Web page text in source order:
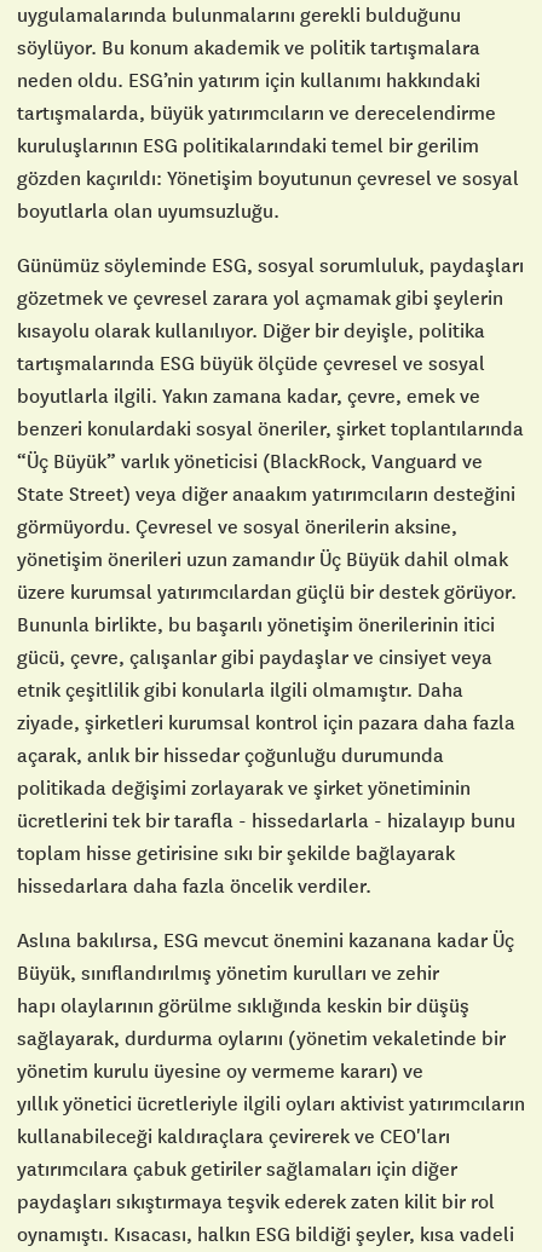
uygulamalarında bulunmalarını gerekli bulduğunu
söylüyor. Bu konum akademik ve politik tartışmalara
neden oldu. ESG’nin yatırım için kullanımı hakkındaki
tartışmalarda, büyük yatırımcıların ve derecelendirme
kuruluşlarının ESG politikalarındaki temel bir gerilim
gözden kaçırıldı: Yönetişim boyutunun çevresel ve sosyal
boyutlarla olan uyumsuzluğu.
Günümüz söyleminde ESG, sosyal sorumluluk, paydaşları
gözetmek ve çevresel zarara yol açmamak gibi şeylerin
kısayolu olarak kullanılıyor. Diğer bir deyişle, politika
tartışmalarında ESG büyük ölçüde çevresel ve sosyal
boyutlarla ilgili. Yakın zamana kadar, çevre, emek ve
benzeri konulardaki sosyal öneriler, şirket toplantılarında
“Üç Büyük” varlık yöneticisi (BlackRock, Vanguard ve
State Street) veya diğer anaakım yatırımcıların desteğini
görmüyordu. Çevresel ve sosyal önerilerin aksine,
yönetişim önerileri uzun zamandır Üç Büyük dahil olmak
üzere kurumsal yatırımcılardan güçlü bir destek görüyor.
Bununla birlikte, bu başarılı yönetişim önerilerinin itici
gücü, çevre, çalışanlar gibi paydaşlar ve cinsiyet veya
etnik çeşitlilik gibi konularla ilgili olmamıştır. Daha
ziyade, şirketleri kurumsal kontrol için pazara daha fazla
açarak, anlık bir hissedar çoğunluğu durumunda
politikada değişimi zorlayarak ve şirket yönetiminin
ücretlerini tek bir tarafla - hissedarlarla - hizalayıp bunu
toplam hisse getirisine sıkı bir şekilde bağlayarak
hissedarlara daha fazla öncelik verdiler.
Aslına bakılırsa, ESG mevcut önemini kazanana kadar Üç
Büyük, sınıflandırılmış yönetim kurulları ve zehir
hapı olaylarının görülme sıklığında keskin bir düşüş
sağlayarak, durdurma oylarını (yönetim vekaletinde bir
yönetim kurulu üyesine oy vermeme kararı) ve
yıllık yönetici ücretleriyle ilgili oyları aktivist yatırımcıların
kullanabileceği kaldıraçlara çevirerek ve CEO'ları
yatırımcılara çabuk getiriler sağlamaları için diğer
paydaşları sıkıştırmaya teşvik ederek zaten kilit bir rol
oynamıştı. Kısacası, halkın ESG bildiği şeyler, kısa vadeli